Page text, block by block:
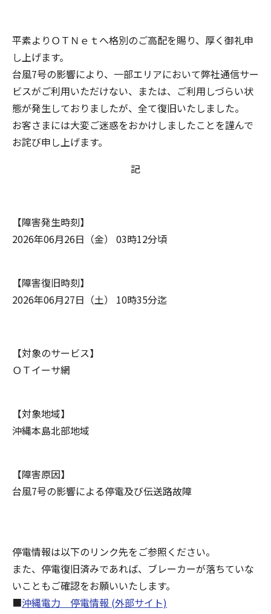
平素よりＯＴＮｅｔへ格別のご高配を賜り、厚く御礼申
し上げます。
台風7号の影響により、一部エリアにおいて弊社通信サー
ビスがご利用いただけない、または、ご利用しづらい状
態が発生しておりましたが、全て復旧いたしました。
お客さまには大変ご迷惑をおかけしましたことを謹んで
お詫び申し上げます。
記
【障害発生時刻】
2026年06月26日（金） 03時12分頃
【障害復旧時刻】
2026年06月27日（土） 10時35分迄
【対象のサービス】
ＯＴイーサ網
【対象地域】
沖縄本島北部地域
【障害原因】
台風7号の影響による停電及び伝送路故障
停電情報は以下のリンク先をご参照ください。
また、停電復旧済みであれば、ブレーカーが落ちていな
いこともご確認をお願いいたします。
■沖縄電力 停電情報 (外部サイト)